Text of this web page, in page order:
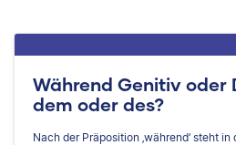
Während Genitiv oder
dem oder des?
Nach der Präposition ‚während‘ steht